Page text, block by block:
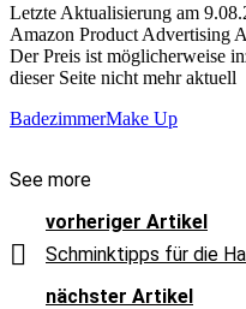
Letzte Aktualisierung am
Amazon Product Advertising
Der Preis ist möglicherweise
dieser Seite nicht mehr aktuell
BadezimmerMake Up
See more
vorheriger Artikel
Schminktipps für die
nächster Artikel